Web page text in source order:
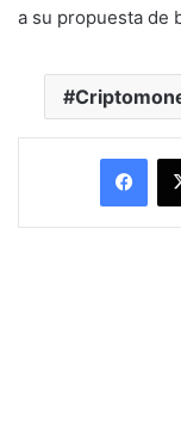
a su propuesta de